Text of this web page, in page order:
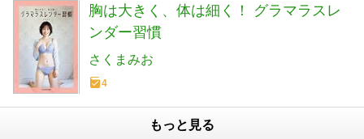
胸は大きく、体は細く！ グラマラスレ
ンダー習慣
さくまみお
4
もっと見る